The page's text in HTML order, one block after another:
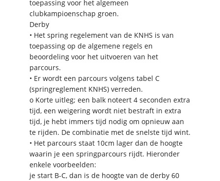
toepassing voor het algemeen
clubkampioenschap groen.
Derby
• Het spring regelement van de KNHS is van
toepassing op de algemene regels en
beoordeling voor het uitvoeren van het
parcours.
• Er wordt een parcours volgens tabel C
(springreglement KNHS) verreden.
o Korte uitleg; een balk noteert 4 seconden extra
tijd, een weigering wordt niet bestraft in extra
tijd, je hebt immers tijd nodig om opnieuw aan
te rijden. De combinatie met de snelste tijd wint.
• Het parcours staat 10cm lager dan de hoogte
waarin je een springparcours rijdt. Hieronder
enkele voorbeelden:
je start B-C, dan is de hoogte van de derby 60